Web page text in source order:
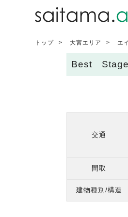
トップ 大宮エリア エ
Best Stage
交通
間取
建物種別/構造